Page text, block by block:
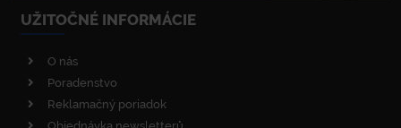
UŽITOČNÉ INFORMÁCIE
O nás
Poradenstvo
Reklamačný poriadok